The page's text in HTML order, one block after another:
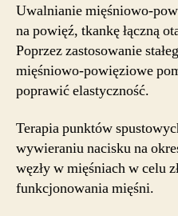
Uwalnianie mięśniowo-
na powięź, tkankę łączną
Poprzez zastosowanie
mięśniowo-powięziowe
poprawić elastyczność.
Terapia punktów
wywieraniu nacisku na
węzły w mięśniach w celu
funkcjonowania mięśni.